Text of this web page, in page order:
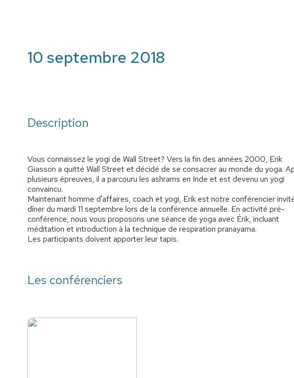
10 septembre 2018
Description
Vous connaissez le yogi de Wall Street? Vers la fin des années 2000, Erik
Giasson a quitté Wall Street et décidé de se consacrer au monde du yoga.
plusieurs épreuves, il a parcouru les ashrams en Inde et est devenu un yogi
convaincu.
Maintenant homme d'affaires, coach et yogi, Erik est notre conférencier
dîner du mardi 11 septembre lors de la conférence annuelle. En activité pré-
conférence, nous vous proposons une séance de yoga avec Érik, incluant
méditation et introduction à la technique de respiration pranayama.
Les participants doivent apporter leur tapis.
Les conférenciers